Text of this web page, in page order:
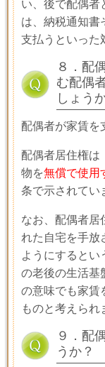
い、後で配偶者
は、納税通知書
支払うといった
８．配
む配偶
しょう
配偶者が家賃を
配偶者居住権は
物を無償で使用
条で示されてい
なお、配偶者居
れた自宅を手放
ようにするとい
の老後の生活基
の意味でも家賃
ものと考えられ
９．配
うか？